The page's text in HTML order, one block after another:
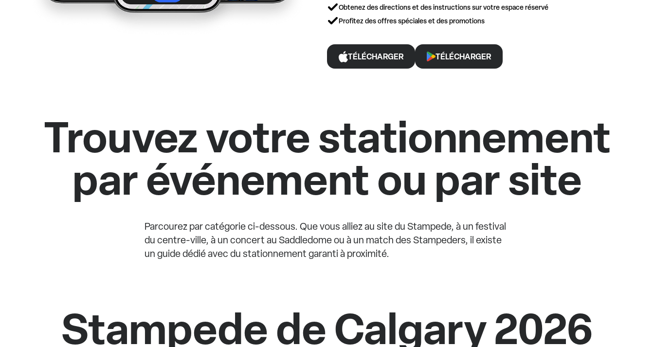
Obtenez des directions et des instructions sur votre espace réservé
Profitez des offres spéciales et des promotions
TÉLÉCHARGER TÉLÉCHARGER
Trouvez votre stationnement
par événement ou par site
Parcourez par catégorie ci-dessous. Que vous alliez au site du Stampede, à un festival
du centre-ville, à un concert au Saddledome ou à un match des Stampeders, il existe
un guide dédié avec du stationnement garanti à proximité.
Stampede de Calgary 2026